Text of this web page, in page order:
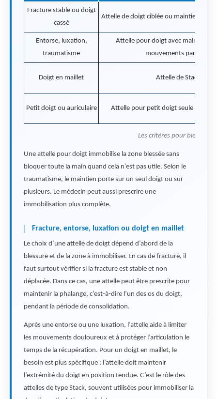
Les critères pour bien
Fracture stable ou doigt
cassé
Attelle de doigt ciblée ou maintien de
Entorse, luxation,
traumatisme
Attelle pour doigt avec maintien
mouvements parasites
Doigt en maillet Attelle de Stack
Petit doigt ou auriculaire Attelle pour petit doigt seule ou
Une attelle pour doigt immobilise la zone blessée sans
bloquer toute la main quand cela n’est pas utile. Selon le
traumatisme, le maintien porte sur un seul doigt ou sur
plusieurs. Le médecin peut aussi prescrire une
immobilisation plus complète.
Fracture, entorse, luxation ou doigt en maillet
Le choix d’une attelle de doigt dépend d’abord de la
blessure et de la zone à immobiliser. En cas de fracture, il
faut surtout vérifier si la fracture est stable et non
déplacée. Dans ce cas, une attelle peut être prescrite pour
maintenir la phalange, c’est-à-dire l’un des os du doigt,
pendant la période de consolidation.
Après une entorse ou une luxation, l’attelle aide à limiter
les mouvements douloureux et à protéger l’articulation le
temps de la récupération. Pour un doigt en maillet, le
besoin est plus spécifique : l’attelle doit maintenir
l’extrémité du doigt en position tendue. C’est le rôle des
attelles de type Stack, souvent utilisées pour immobiliser la